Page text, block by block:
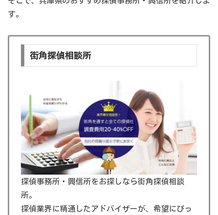
す。
街角探偵相談所
探偵事務所・興信所をお探しなら街角探偵相談
所。
探偵業界に精通したアドバイザーが、希望にぴっ